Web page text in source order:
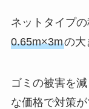
ネットタイプ
0.65m×3mの大
ゴミの被害を
な価格で対策が